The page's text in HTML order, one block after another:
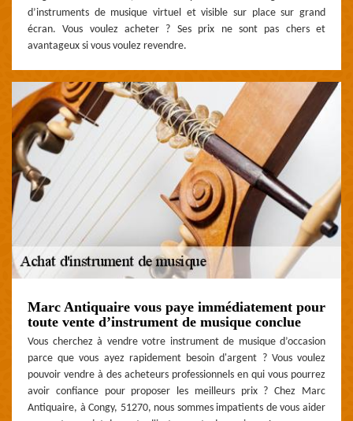
d’instruments de musique virtuel et visible sur place sur grand
écran. Vous voulez acheter ? Ses prix ne sont pas chers et
avantageux si vous voulez revendre.
Marc Antiquaire vous paye immédiatement pour
toute vente d’instrument de musique conclue
Vous cherchez à vendre votre instrument de musique d’occasion
parce que vous ayez rapidement besoin d'argent ? Vous voulez
pouvoir vendre à des acheteurs professionnels en qui vous pourrez
avoir confiance pour proposer les meilleurs prix ? Chez Marc
Antiquaire, à Congy, 51270, nous sommes impatients de vous aider